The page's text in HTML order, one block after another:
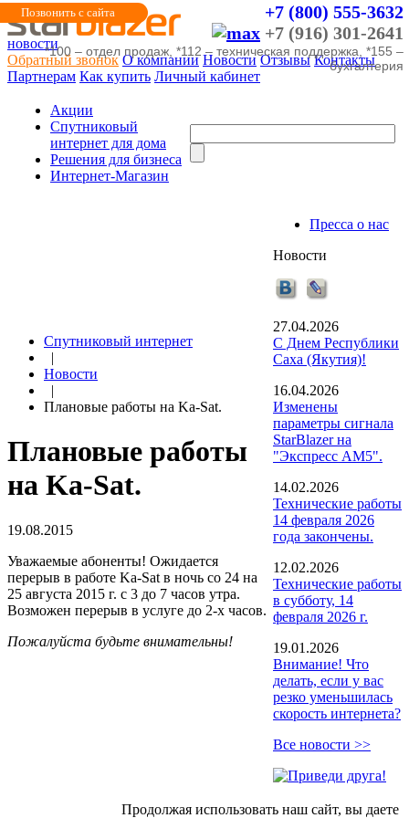
+7 (800) 555-3632
+7 (916) 301-2641
Позвонить с сайта
*100 – отдел продаж, *112 – техническая поддержка, *155 –
бухгалтерия
новости
Обратный звонок О компании Новости Отзывы Контакты
Партнерам Как купить Личный кабинет
Акции
Cпутниковый
интернет для дома
Решения для бизнеса
Интернет-Магазин
Спутниковый интернет
|
Новости
|
Плановые работы на Ka-Sat.
Плановые работы
на Ka-Sat.
19.08.2015
Уважаемые абоненты! Ожидается
перерыв в работе Ka-Sat в ночь со 24 на
25 августа 2015 г. с 3 до 7 часов утра.
Возможен перерыв в услуге до 2-х часов.
Пожалуйста будьте внимательны!
Пресса о нас
Новости
27.04.2026
С Днем Республики
Саха (Якутия)!
16.04.2026
Изменены
параметры сигнала
StarBlazer на
"Экспресс АМ5".
14.02.2026
Технические работы
14 февраля 2026
года закончены.
12.02.2026
Технические работы
в субботу, 14
февраля 2026 г.
19.01.2026
Внимание! Что
делать, если у вас
резко уменьшилась
скорость интернета?
Все новости >>
Продолжая использовать наш сайт, вы даете